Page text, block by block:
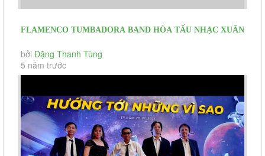
FLAMENCO TUMBADORA BAND HÒA TẤU NHẠC XUÂN
TẠI HNKH HEINEKEN
bởi Đặng Thanh Tùng
5 năm trước